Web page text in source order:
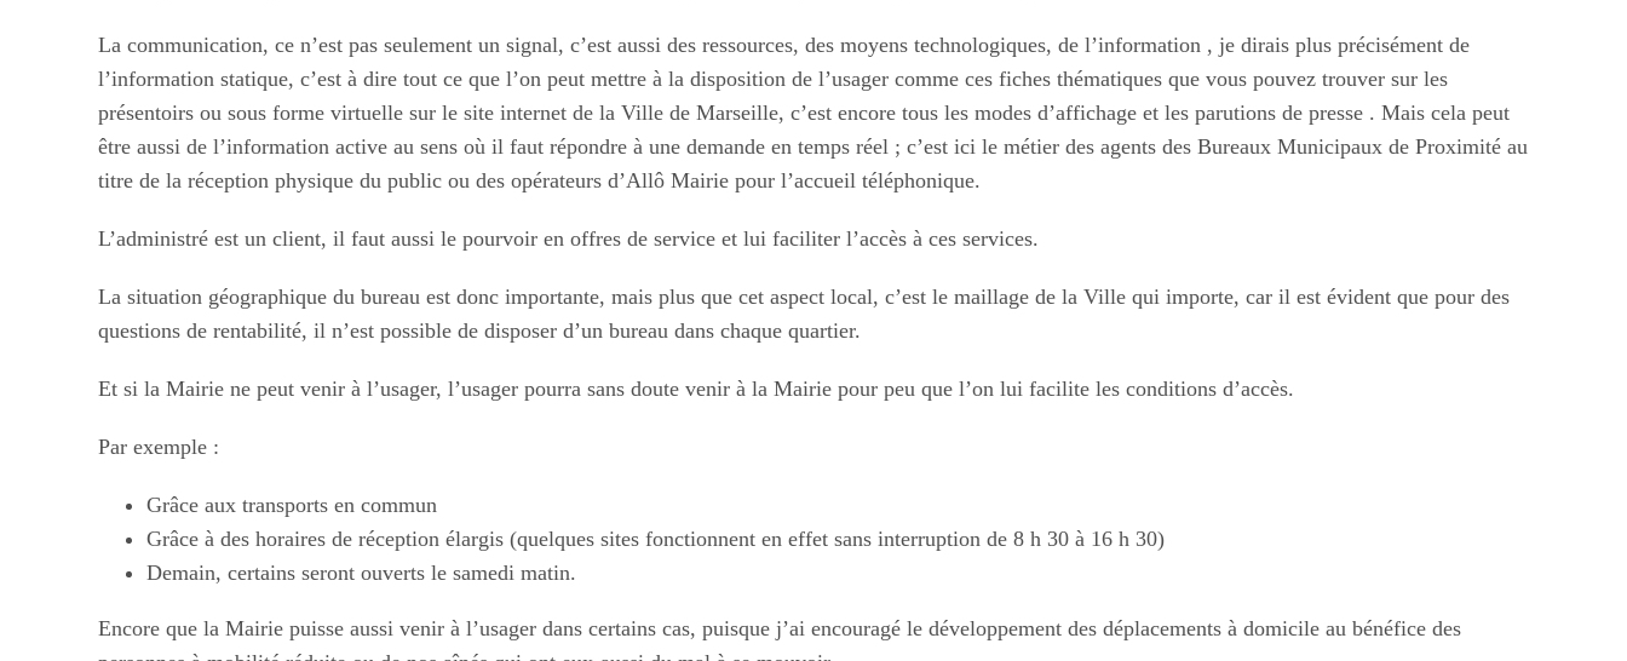
La communication, ce n’est pas seulement un signal, c’est aussi des ressources, des moyens technologiques, de l’information , je dirais plus précisément de
l’information statique, c’est à dire tout ce que l’on peut mettre à la disposition de l’usager comme ces fiches thématiques que vous pouvez trouver sur les
présentoirs ou sous forme virtuelle sur le site internet de la Ville de Marseille, c’est encore tous les modes d’affichage et les parutions de presse . Mais cela peut
être aussi de l’information active au sens où il faut répondre à une demande en temps réel ; c’est ici le métier des agents des Bureaux Municipaux de Proximité au
titre de la réception physique du public ou des opérateurs d’Allô Mairie pour l’accueil téléphonique.
L’administré est un client, il faut aussi le pourvoir en offres de service et lui faciliter l’accès à ces services.
La situation géographique du bureau est donc importante, mais plus que cet aspect local, c’est le maillage de la Ville qui importe, car il est évident que pour des
questions de rentabilité, il n’est possible de disposer d’un bureau dans chaque quartier.
Et si la Mairie ne peut venir à l’usager, l’usager pourra sans doute venir à la Mairie pour peu que l’on lui facilite les conditions d’accès.
Par exemple :
Grâce aux transports en commun
Grâce à des horaires de réception élargis (quelques sites fonctionnent en effet sans interruption de 8 h 30 à 16 h 30)
Demain, certains seront ouverts le samedi matin.
Encore que la Mairie puisse aussi venir à l’usager dans certains cas, puisque j’ai encouragé le développement des déplacements à domicile au bénéfice des